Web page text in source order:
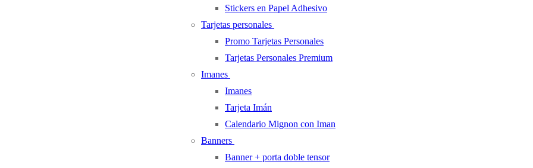
Stickers en Papel Adhesivo
Tarjetas personales
Promo Tarjetas Personales
Tarjetas Personales Premium
Imanes
Imanes
Tarjeta Imán
Calendario Mignon con Iman
Banners
Banner + porta doble tensor